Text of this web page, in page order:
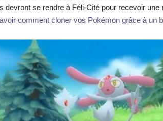
devront se rendre à Féli-Cité pour recevoir une
comment cloner vos Pokémon grâce à un